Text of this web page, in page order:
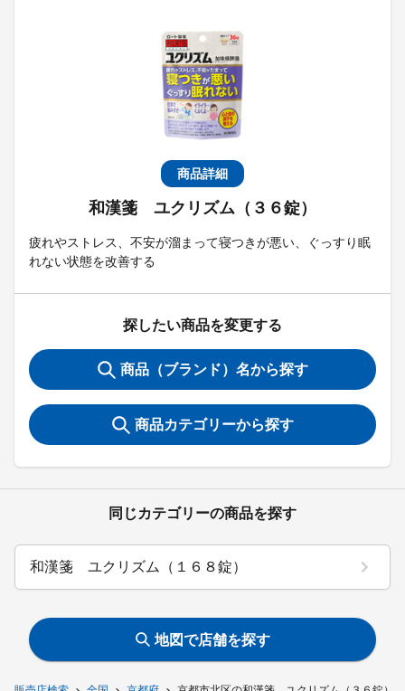
商品詳細
和漢箋 ユクリズム（３６錠）
疲れやストレス、不安が溜まって寝つきが悪い、ぐっすり眠
れない状態を改善する
探したい商品を変更する
商品（ブランド）名から探す
商品カテゴリーから探す
同じカテゴリーの商品を探す
和漢箋 ユクリズム（１６８錠）
地図で店舗を探す